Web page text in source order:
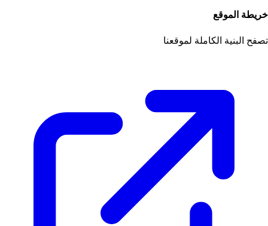
خريطة الموقع
تصفح البنية الكاملة لموقعنا